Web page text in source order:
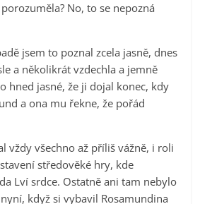
No, to se nepozná
jsem to poznal zcela jasně, dnes
a několikrát vzdechla a jemně
hned jasné, že ji dojal konec, kdy
a ona mu řekne, že pořád
vždy všechno až příliš vážně, i roli
středověké hry, kde
Lví srdce. Ostatně ani tam nebylo
když si vybavil Rosamundina